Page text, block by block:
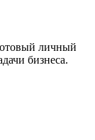
личный
бизнеса.